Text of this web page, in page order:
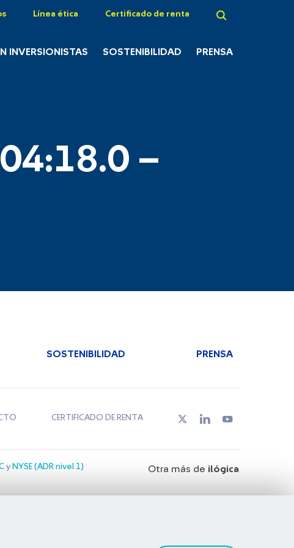
Línea ética Certificado de renta
INVERSIONISTAS SOSTENIBILIDAD PRENSA
–
SOSTENIBILIDAD PRENSA
CERTIFICADO DE RENTA
y NYSE (ADR nivel 1) Otra más de ilógica